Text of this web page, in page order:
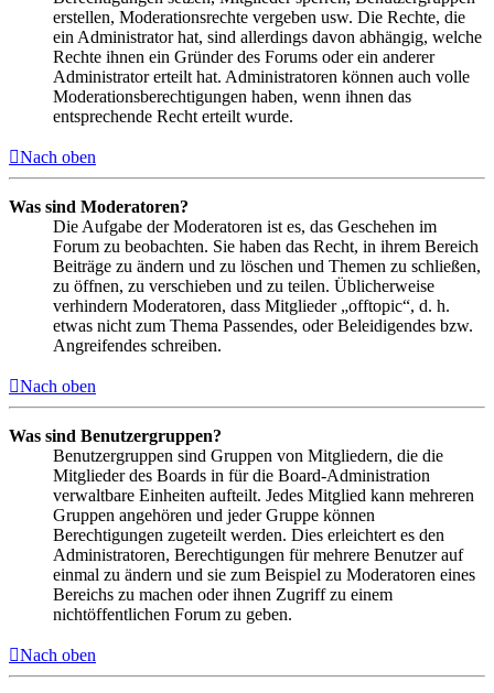
erstellen, Moderationsrechte vergeben usw. Die Rechte, die
ein Administrator hat, sind allerdings davon abhängig, welche
Rechte ihnen ein Gründer des Forums oder ein anderer
Administrator erteilt hat. Administratoren können auch volle
Moderationsberechtigungen haben, wenn ihnen das
entsprechende Recht erteilt wurde.
Nach oben
Was sind Moderatoren?
Die Aufgabe der Moderatoren ist es, das Geschehen im
Forum zu beobachten. Sie haben das Recht, in ihrem Bereich
Beiträge zu ändern und zu löschen und Themen zu schließen,
zu öffnen, zu verschieben und zu teilen. Üblicherweise
verhindern Moderatoren, dass Mitglieder „offtopic“, d. h.
etwas nicht zum Thema Passendes, oder Beleidigendes bzw.
Angreifendes schreiben.
Nach oben
Was sind Benutzergruppen?
Benutzergruppen sind Gruppen von Mitgliedern, die die
Mitglieder des Boards in für die Board-Administration
verwaltbare Einheiten aufteilt. Jedes Mitglied kann mehreren
Gruppen angehören und jeder Gruppe können
Berechtigungen zugeteilt werden. Dies erleichtert es den
Administratoren, Berechtigungen für mehrere Benutzer auf
einmal zu ändern und sie zum Beispiel zu Moderatoren eines
Bereichs zu machen oder ihnen Zugriff zu einem
nichtöffentlichen Forum zu geben.
Nach oben